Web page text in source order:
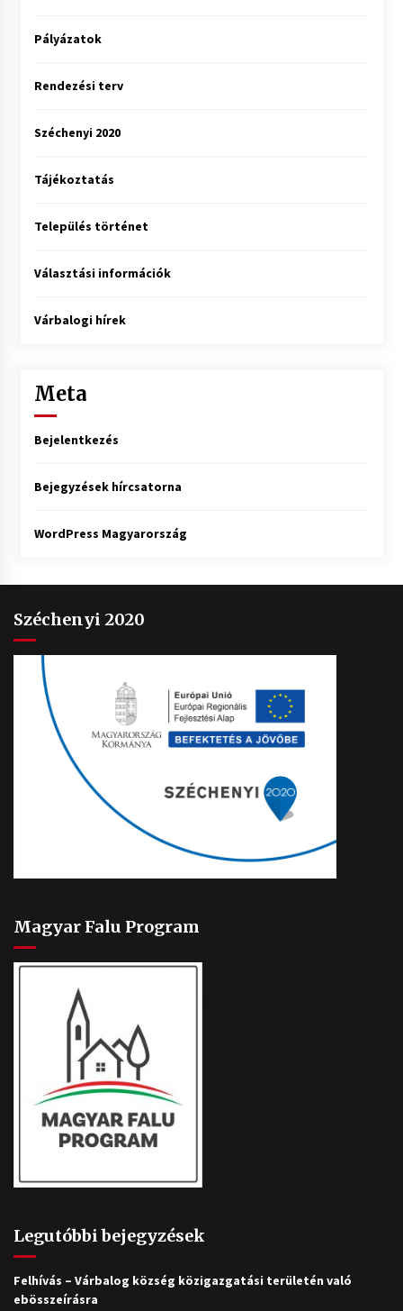
Pályázatok
Rendezési terv
Széchenyi 2020
Tájékoztatás
Település történet
Választási információk
Várbalogi hírek
Meta
Bejelentkezés
Bejegyzések hírcsatorna
WordPress Magyarország
Széchenyi 2020
Magyar Falu Program
Legutóbbi bejegyzések
Felhívás – Várbalog község közigazgatási területén való
ebösszeírásra